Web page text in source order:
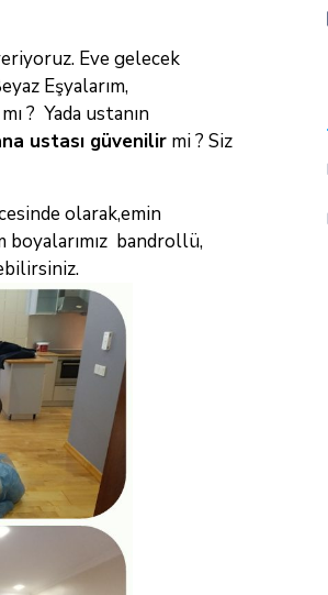
Eve gelecek
Eşyalarım,
? Yada ustanın
ustası güvenilir mi ? Siz
olarak,emin
boyalarımız bandrollü,